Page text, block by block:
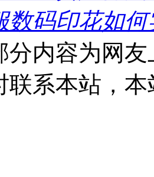
数码印花如
分内容为网
联系本站，